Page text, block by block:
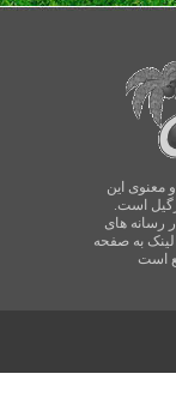
معنوی این
است.
رسانه های
لینک به صفحه
است